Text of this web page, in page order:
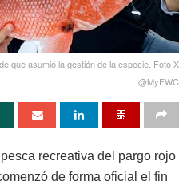
que asumió la gestión de la especie. Foto X
@MyFWC
recreativa del pargo rojo
de forma oficial el fin